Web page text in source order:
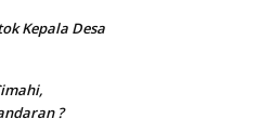
Kepala Desa
?